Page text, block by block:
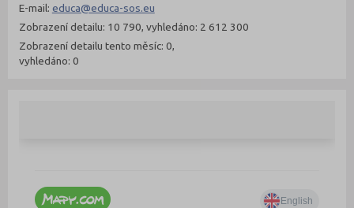
E-mail: educa@educa-sos.eu
Zobrazení detailu: 10 790, vyhledáno: 2 612 300
Zobrazení detailu tento měsíc: 0,
vyhledáno: 0